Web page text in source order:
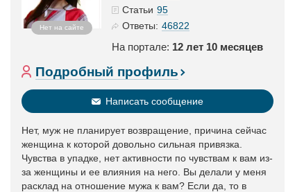
Нет на сайте
Статьи 95
Ответы: 46822
На портале: 12 лет 10 месяцев
Подробный профиль
Написать сообщение
Нет, муж не планирует возвращение, причина сейчас
женщина к которой довольно сильная привязка.
Чувства в упадке, нет активности по чувствам к вам из-
за женщины и ее влияния на него. Вы делали у меня
расклад на отношение мужа к вам? Если да, то в